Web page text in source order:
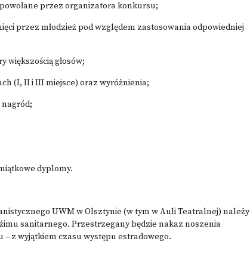
przez organizatora konkursu;
przez młodzież pod względem zastosowania odpowiedniej
większością głosów;
(I, II i III miejsce) oraz wyróżnienia;
nagród;
dyplomy.
UWM w Olsztynie (w tym w Auli Teatralnej) należy
sanitarnego. Przestrzegany będzie nakaz noszenia
z wyjątkiem czasu występu estradowego.